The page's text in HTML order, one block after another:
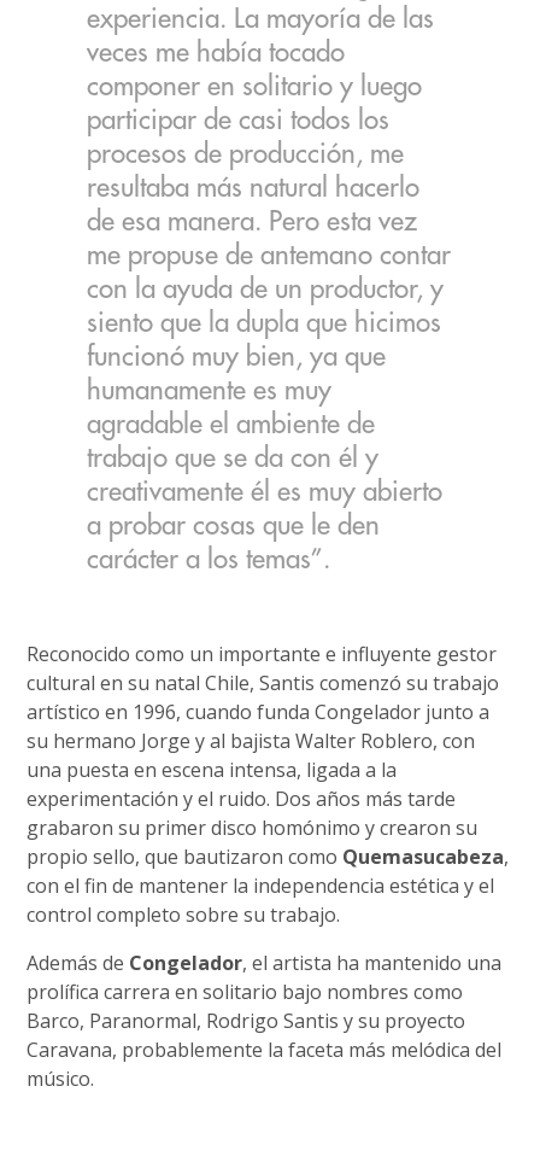
experiencia. La mayoría de las
veces me había tocado
componer en solitario y luego
participar de casi todos los
procesos de producción, me
resultaba más natural hacerlo
de esa manera. Pero esta vez
me propuse de antemano contar
con la ayuda de un productor, y
siento que la dupla que hicimos
funcionó muy bien, ya que
humanamente es muy
agradable el ambiente de
trabajo que se da con él y
creativamente él es muy abierto
a probar cosas que le den
carácter a los temas”.
Reconocido como un importante e influyente gestor
cultural en su natal Chile, Santis comenzó su trabajo
artístico en 1996, cuando funda Congelador junto a
su hermano Jorge y al bajista Walter Roblero, con
una puesta en escena intensa, ligada a la
experimentación y el ruido. Dos años más tarde
grabaron su primer disco homónimo y crearon su
propio sello, que bautizaron como Quemasucabeza,
con el fin de mantener la independencia estética y el
control completo sobre su trabajo.
Además de Congelador, el artista ha mantenido una
prolífica carrera en solitario bajo nombres como
Barco, Paranormal, Rodrigo Santis y su proyecto
Caravana, probablemente la faceta más melódica del
músico.